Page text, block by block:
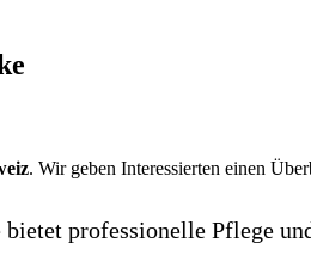
. Wir geben Interessierten einen
professionelle Pflege